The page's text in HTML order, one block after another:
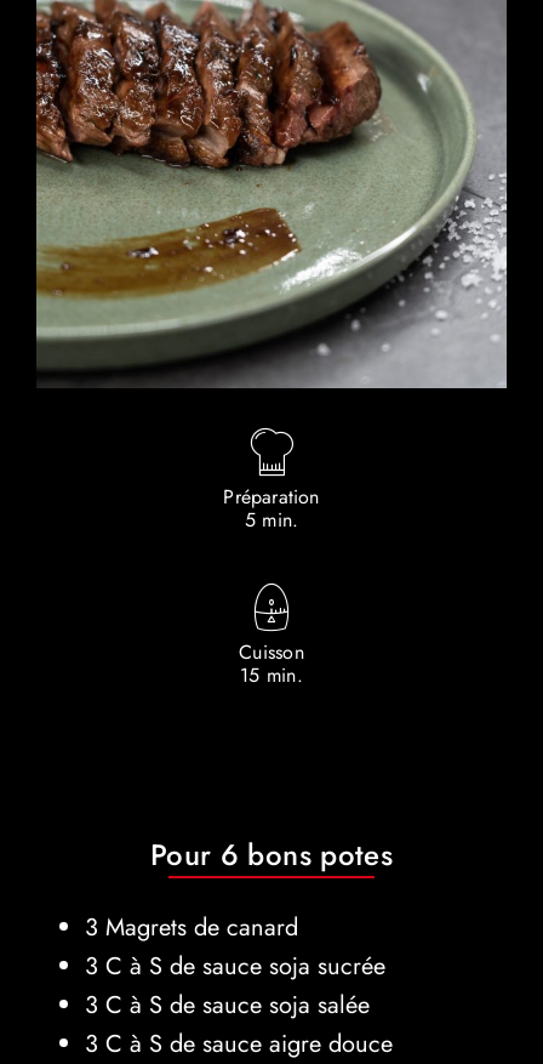
Préparation
5 min.
Cuisson
15 min.
Pour 6 bons potes
3 Magrets de canard
3 C à S de sauce soja sucrée
3 C à S de sauce soja salée
3 C à S de sauce aigre douce